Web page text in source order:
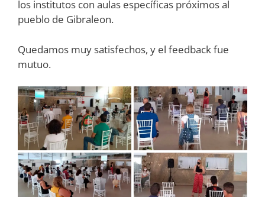
los institutos con aulas específicas próximos al
pueblo de Gibraleon.
Quedamos muy satisfechos, y el feedback fue
mutuo.